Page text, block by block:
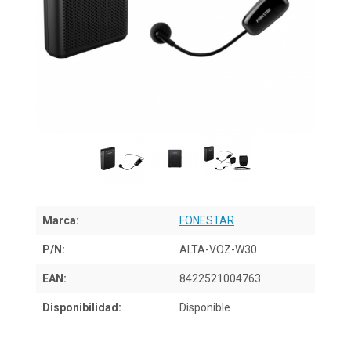
Marca: FONESTAR
P/N: ALTA-VOZ-W30
EAN: 8422521004763
Disponibilidad: Disponible